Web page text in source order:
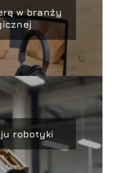
w branży
robotyki